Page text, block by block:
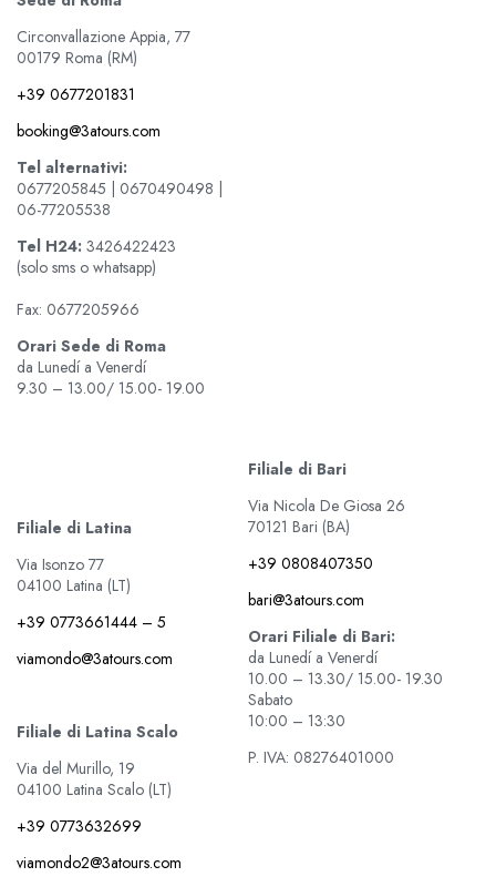
Circonvallazione Appia, 77
00179 Roma (RM)
+39 0677201831
booking@3atours.com
Tel alternativi:
0677205845 | 0670490498 |
06-77205538
Tel H24: 3426422423
(solo sms o whatsapp)
Fax: 0677205966
Orari Sede di Roma
da Lunedí a Venerdí
9.30 – 13.00/ 15.00- 19.00
Filiale di Latina
Via Isonzo 77
04100 Latina (LT)
+39 0773661444 – 5
viamondo@3atours.com
Filiale di Latina Scalo
Via del Murillo, 19
04100 Latina Scalo (LT)
+39 0773632699
viamondo2@3atours.com
Filiale di Bari
Via Nicola De Giosa 26
70121 Bari (BA)
+39 0808407350
bari@3atours.com
Orari Filiale di Bari:
da Lunedí a Venerdí
10.00 – 13.30/ 15.00- 19.30
Sabato
10:00 – 13:30
P. IVA: 08276401000